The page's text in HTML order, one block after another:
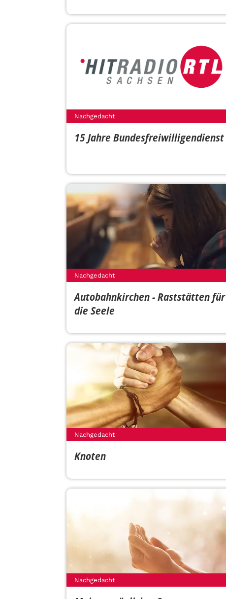
Nachgedacht
15 Jahre Bundesfreiwilligendienst
Nachgedacht
Autobahnkirchen - Raststätten für
die Seele
Nachgedacht
Knoten
Nachgedacht